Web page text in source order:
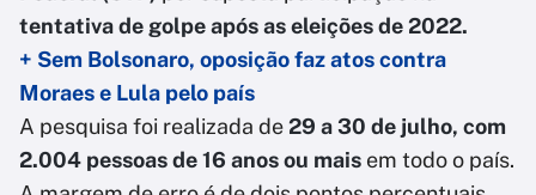
tentativa de golpe após as eleições de 2022.
+ Sem Bolsonaro, oposição faz atos contra
Moraes e Lula pelo país
A pesquisa foi realizada de29 a 30 de julho, com
2.004 pessoas de 16 anos ou mais em todo o país.